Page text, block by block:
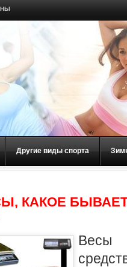
Другие виды спорта
КАКОЕ
Весы